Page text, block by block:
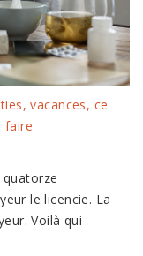
vacances, ce
faire
le licencie. La
Voilà qui